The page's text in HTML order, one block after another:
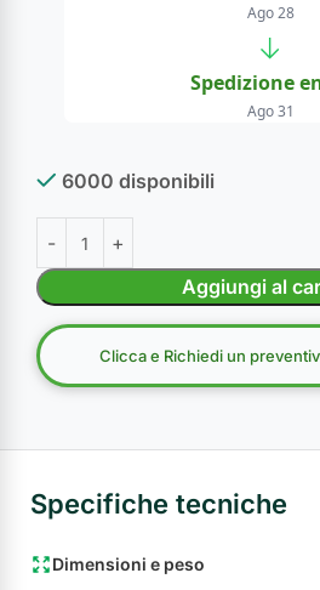
Ago 28
→
Spedizione
Ago 31
6000 disponibili
Aggiungi al
Clicca e Richiedi un
Specifiche tecniche
Dimensioni e peso